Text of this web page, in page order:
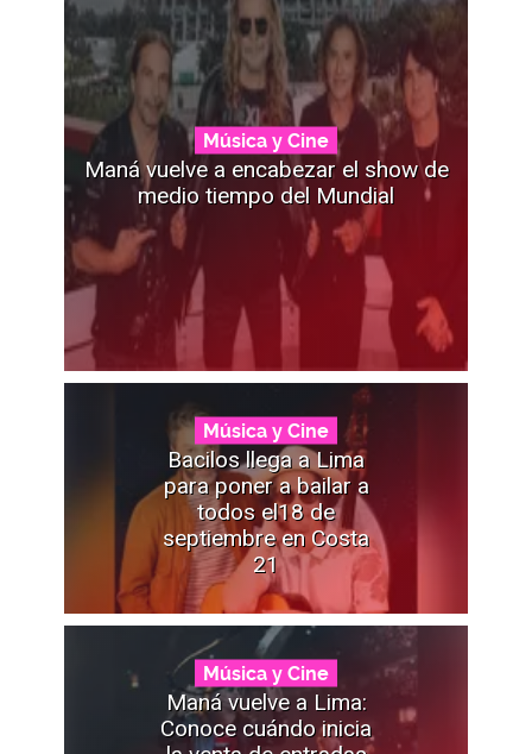
Música y Cine
Maná vuelve a encabezar el show de
medio tiempo del Mundial
Música y Cine
Bacilos llega a Lima
para poner a bailar a
todos el18 de
septiembre en Costa
21
Música y Cine
Maná vuelve a Lima:
Conoce cuándo inicia